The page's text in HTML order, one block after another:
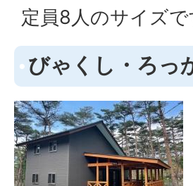
定員8人のサイズ
びゃくし・ろっ